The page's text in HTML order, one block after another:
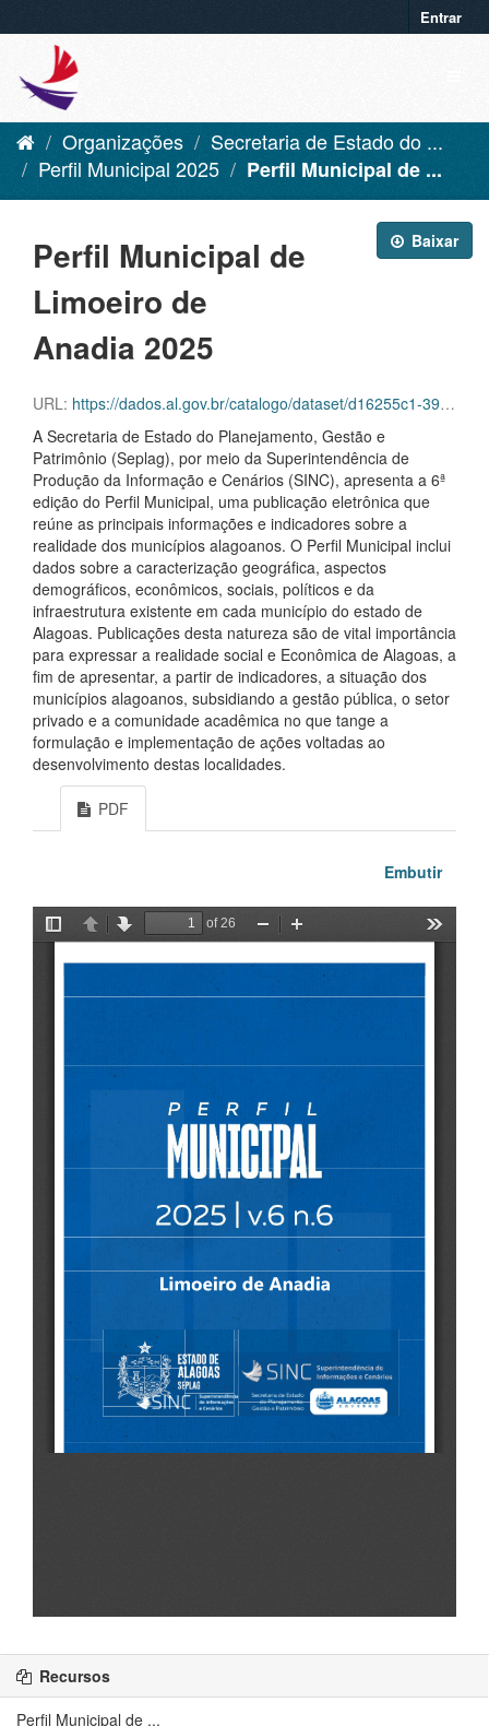
Entrar
Organizações
Secretaria de Estado do ...
Perfil Municipal 2025
Perfil Municipal de ...
Baixar
Perfil Municipal de
Limoeiro de
Anadia 2025
URL: https://dados.al.gov.br/catalogo/dataset/d16255c1-39f6-42aa-92c8-eca419432ebf/resource/5ff7cf63-0da8-447d-bf0b-4cf730e0fbbd/download/limoeiro-de-anadia.pdf
A Secretaria de Estado do Planejamento, Gestão e
Patrimônio (Seplag), por meio da Superintendência de
Produção da Informação e Cenários (SINC), apresenta a 6ª
edição do Perfil Municipal, uma publicação eletrônica que
reúne as principais informações e indicadores sobre a
realidade dos municípios alagoanos. O Perfil Municipal inclui
dados sobre a caracterização geográfica, aspectos
demográficos, econômicos, sociais, políticos e da
infraestrutura existente em cada município do estado de
Alagoas. Publicações desta natureza são de vital importância
para expressar a realidade social e Econômica de Alagoas, a
fim de apresentar, a partir de indicadores, a situação dos
municípios alagoanos, subsidiando a gestão pública, o setor
privado e a comunidade acadêmica no que tange a
formulação e implementação de ações voltadas ao
desenvolvimento destas localidades.
PDF
Embutir
Recursos
Perfil Municipal de ...